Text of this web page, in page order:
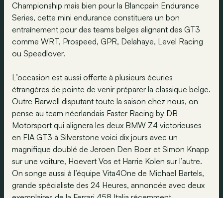
Championship mais bien pour la Blancpain Endurance
Series, cette mini endurance constituera un bon
entraînement pour des teams belges alignant des GT3
comme WRT, Prospeed, GPR, Delahaye, Level Racing
ou Speedlover.
L’occasion est aussi offerte à plusieurs écuries
étrangères de pointe de venir préparer la classique belge.
Outre Barwell disputant toute la saison chez nous, on
pense au team néerlandais Faster Racing by DB
Motorsport qui alignera les deux BMW Z4 victorieuses
en FIA GT3 à Silverstone voici dix jours avec un
magnifique doublé de Jeroen Den Boer et Simon Knapp
sur une voiture, Hoevert Vos et Harrie Kolen sur l’autre.
On songe aussi à l’équipe Vita4One de Michael Bartels,
grande spécialiste des 24 Heures, annoncée avec deux